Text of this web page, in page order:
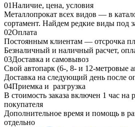
01Наличие, цена, условия
Металлопрокат всех видов — в
сортамент. Найдем редкие виды под
02Оплата
Постоянным клиентам — отсрочка
Безналичный и наличный расчет,
03Доставка и самовывоз
Свой автопарк (6-, 8- и 12-метровые
Доставка на следующий день после
04Приемка и разгрузка
В стоимость заказа включен 1 час на
покупателя
Дополнительное время и помощь в
отдельно